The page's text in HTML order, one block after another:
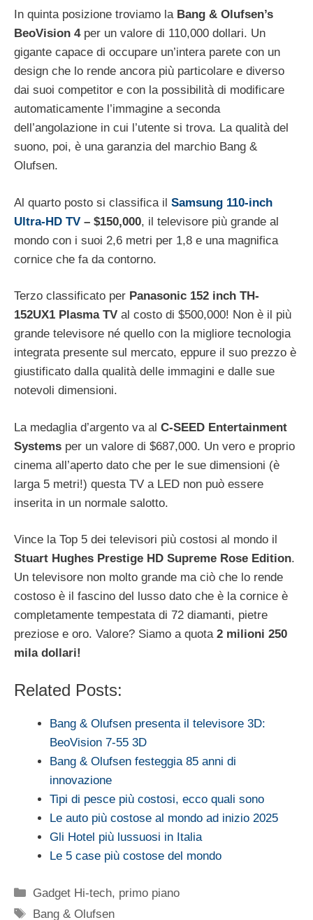
In quinta posizione troviamo la Bang & Olufsen’s
BeoVision 4per un valore di 110,000 dollari. Un
gigante capace di occupare un’intera parete con un
design che lo rende ancora più particolare e diverso
dai suoi competitor e con la possibilità di modificare
automaticamente l’immagine a seconda
dell’angolazione in cui l’utente si trova. La qualità del
suono, poi, è una garanzia del marchio Bang &
Olufsen.
Al quarto posto si classifica il Samsung 110-inch
Ultra-HD TV – $150,000, il televisore più grande al
mondo con i suoi 2,6 metri per 1,8 e una magnifica
cornice che fa da contorno.
Terzo classificato per Panasonic 152 inch TH-
152UX1 Plasma TV al costo di $500,000! Non è il più
grande televisore né quello con la migliore tecnologia
integrata presente sul mercato, eppure il suo prezzo è
giustificato dalla qualità delle immagini e dalle sue
notevoli dimensioni.
La medaglia d’argento va al C-SEED Entertainment
Systems per un valore di $687,000. Un vero e proprio
cinema all’aperto dato che per le sue dimensioni (è
larga 5 metri!) questa TV a LED non può essere
inserita in un normale salotto.
Vince la Top 5 dei televisori più costosi al mondo il
Stuart Hughes Prestige HD Supreme Rose Edition.
Un televisore non molto grande ma ciò che lo rende
costoso è il fascino del lusso dato che è la cornice è
completamente tempestata di 72 diamanti, pietre
preziose e oro. Valore? Siamo a quota 2 milioni 250
mila dollari!
Related Posts:
Bang & Olufsen presenta il televisore 3D:
BeoVision 7-55 3D
Bang & Olufsen festeggia 85 anni di
innovazione
Tipi di pesce più costosi, ecco quali sono
Le auto più costose al mondo ad inizio 2025
Gli Hotel più lussuosi in Italia
Le 5 case più costose del mondo
Categorie
Gadget Hi-tech, primo piano
Tag
Bang & Olufsen